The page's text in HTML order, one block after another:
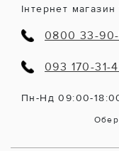
Інтернет
0800 33-90-
093 170-31-
Пн-Нд 09:00-